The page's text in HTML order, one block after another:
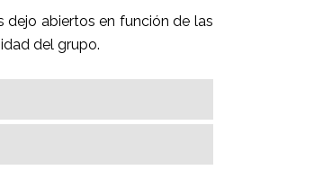
abiertos en función de las
del grupo.